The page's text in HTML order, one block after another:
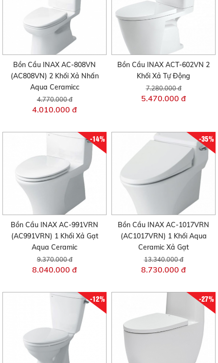
Bồn Cầu INAX AC-808VN
(AC808VN) 2 Khối Xả Nhấn
Aqua Ceramicc
4.770.000 đ
4.010.000 đ
Bồn Cầu INAX ACT-602VN 2
Khối Xả Tự Động
7.280.000 đ
5.470.000 đ
-14%
Bồn Cầu INAX AC-991VRN
(AC991VRN) 1 Khối Xả Gạt
Aqua Ceramic
9.370.000 đ
8.040.000 đ
-35%
Bồn Cầu INAX AC-1017VRN
(AC1017VRN) 1 Khối Aqua
Ceramic Xả Gạt
13.340.000 đ
8.730.000 đ
-12% -27%